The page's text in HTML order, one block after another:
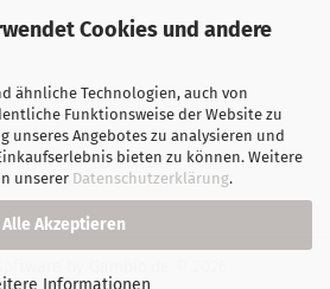
Cookies und andere
ähnliche Technologien, auch von
Funktionsweise der Website zu
unseres Angebotes zu analysieren und
bieten zu können. Weitere
unserer Datenschutzerklärung.
Alle Akzeptieren
Informationen